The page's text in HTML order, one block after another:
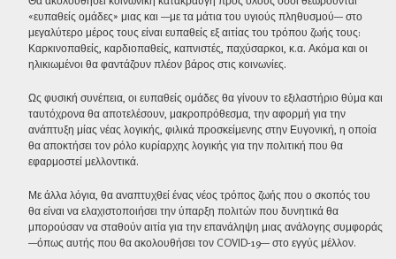
«ευπαθείς ομάδες» μιας και —με τα μάτια του υγιούς πληθυσμού— στο
μεγαλύτερο μέρος τους είναι ευπαθείς εξ αιτίας του τρόπου ζωής τους:
Καρκινοπαθείς, καρδιοπαθείς, καπνιστές, παχύσαρκοι, κ.α. Ακόμα και οι
ηλικιωμένοι θα φαντάζουν πλέον βάρος στις κοινωνίες.
Ως φυσική συνέπεια, οι ευπαθείς ομάδες θα γίνουν το εξιλαστήριο θύμα και
ταυτόχρονα θα αποτελέσουν, μακροπρόθεσμα, την αφορμή για την
ανάπτυξη μίας νέας λογικής, φιλικά προσκείμενης στην Ευγονική, η οποία
θα αποκτήσει τον ρόλο κυρίαρχης λογικής για την πολιτική που θα
εφαρμοστεί μελλοντικά.
Με άλλα λόγια, θα αναπτυχθεί ένας νέος τρόπος ζωής που ο σκοπός του
θα είναι να ελαχιστοποιήσει την ύπαρξη πολιτών που δυνητικά θα
μπορούσαν να σταθούν αιτία για την επανάληψη μιας ανάλογης συμφοράς
—όπως αυτής που θα ακολουθήσει τον COVID-19— στο εγγύς μέλλον.